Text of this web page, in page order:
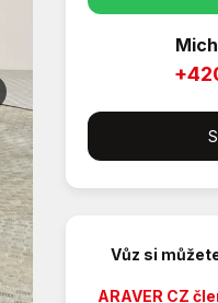
Vůz si
ARAVER CZ